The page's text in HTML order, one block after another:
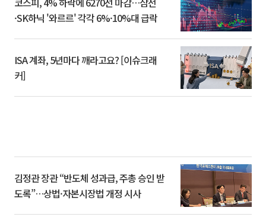
·SK하닉 '와르르' 각각 6%·10%대 급락
ISA 계좌, 5년마다 깨라고요? [이슈크래
커]
김정관 장관 “반도체 성과급, 주총 승인 받
도록”…상법·자본시장법 개정 시사